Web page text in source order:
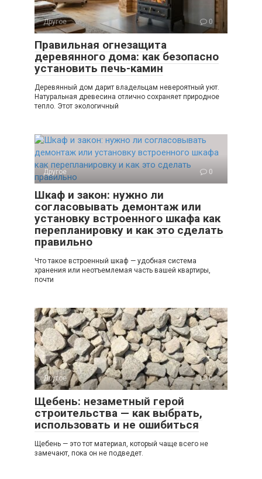
Другое 0
Правильная огнезащита
деревянного дома: как безопасно
установить печь-камин
Деревянный дом дарит владельцам невероятный уют.
Натуральная древесина отлично сохраняет природное
тепло. Этот экологичный
Другое 0
Шкаф и закон: нужно ли
согласовывать демонтаж или
установку встроенного шкафа как
перепланировку и как это сделать
правильно
Что такое встроенный шкаф — удобная система
хранения или неотъемлемая часть вашей квартиры,
почти
Другое 0
Щебень: незаметный герой
строительства — как выбрать,
использовать и не ошибиться
Щебень — это тот материал, который чаще всего не
замечают, пока он не подведет.